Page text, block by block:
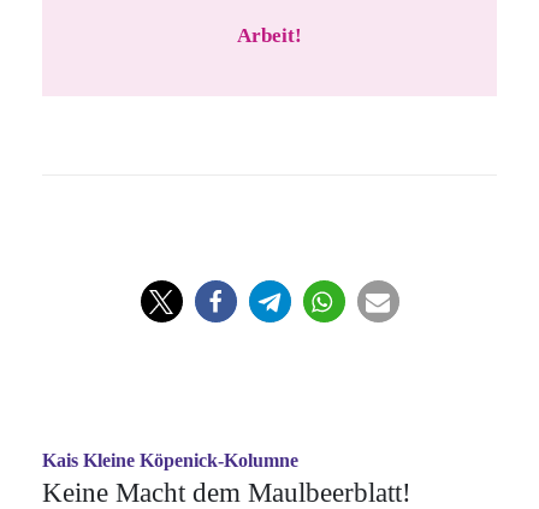
Arbeit!
Kais Kleine Köpenick-Kolumne
Keine Macht dem Maulbeerblatt!